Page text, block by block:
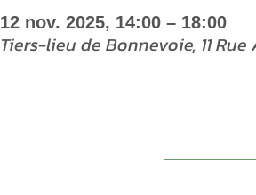
12 nov. 2025, 14:00 – 18:00
Tiers-lieu de Bonnevoie, 11